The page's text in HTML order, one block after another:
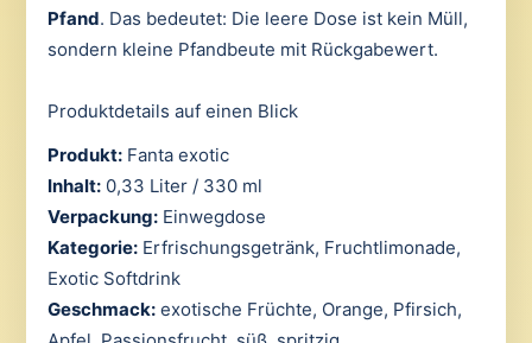
Pfand. Das bedeutet: Die leere Dose ist kein Müll,
sondern kleine Pfandbeute mit Rückgabewert.
Produktdetails auf einen Blick
Produkt:Fanta exotic
Inhalt:0,33 Liter / 330 ml
Verpackung:Einwegdose
Kategorie:Erfrischungsgetränk, Fruchtlimonade,
Exotic Softdrink
Geschmack:exotische Früchte, Orange, Pfirsich,